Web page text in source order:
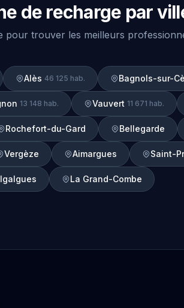
de recharge par
pour trouver les meilleurs
Alès 46 125 hab. Bagnols-sur-
13 148 hab. Vauvert 11 671 hab.
Rochefort-du-Gard Bellegarde
Vergèze Aimargues Saint-
La Grand-Combe